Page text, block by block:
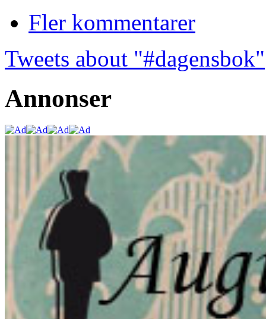
Fler kommentarer
Tweets about "#dagensbok"
Annonser